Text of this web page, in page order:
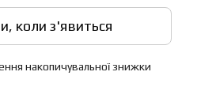
коли з'явиться
накопичувальної знижки